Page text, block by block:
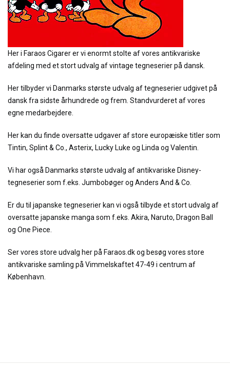
Her i Faraos Cigarer er vi enormt stolte af vores antikvariske
afdeling med et stort udvalg af vintage tegneserier på dansk.
Her tilbyder vi Danmarks største udvalg af tegneserier udgivet på
dansk fra sidste århundrede og frem. Standvurderet af vores
egne medarbejdere.
Her kan du finde oversatte udgaver af store europæiske titler som
Tintin, Splint & Co., Asterix, Lucky Luke og Linda og Valentin.
Vi har også Danmarks største udvalg af antikvariske Disney-
tegneserier som f.eks. Jumbobøger og Anders And & Co.
Er du til japanske tegneserier kan vi også tilbyde et stort udvalg af
oversatte japanske manga som f.eks. Akira, Naruto, Dragon Ball
og One Piece.
Ser vores store udvalg her på Faraos.dk og besøg vores store
antikvariske samling på Vimmelskaftet 47-49 i centrum af
København.